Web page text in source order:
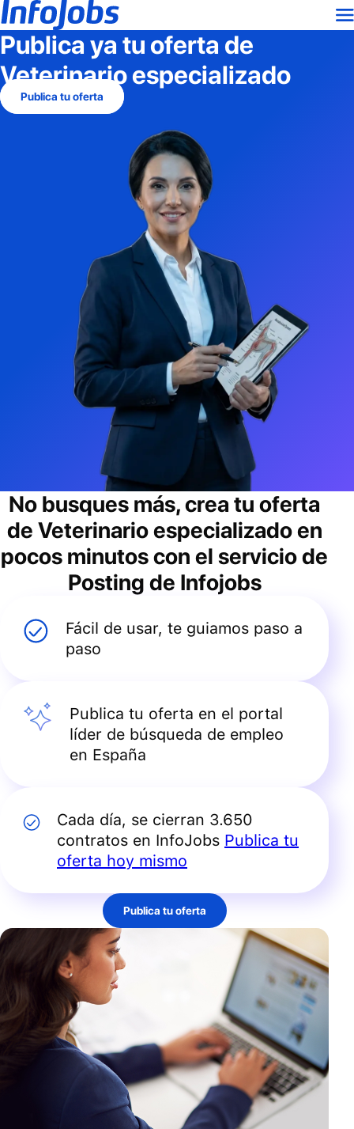
Publica ya tu oferta de
Veterinario especializado
Publica tu oferta
No busques más, crea tu oferta
de Veterinario especializadoen
pocos minutos con el servicio de
Posting de Infojobs
Fácil de usar, te guiamos paso a
paso
Publica tu oferta en el portal
líder de búsqueda de empleo
en España
Cada día, se cierran 3.650
contratos en InfoJobs Publica tu
oferta hoy mismo
Publica tu oferta